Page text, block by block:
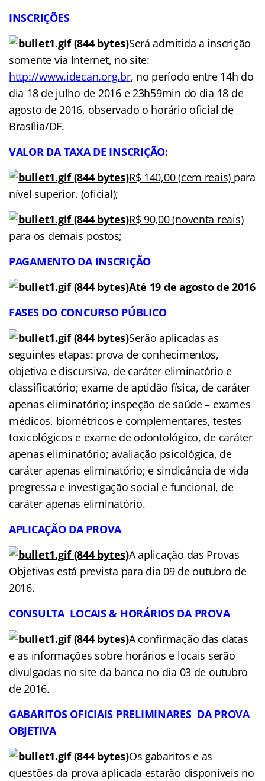
INSCRIÇÕES
Será admitida a inscrição
somente via Internet, no site:
http://www.idecan.org.br, no período entre 14h do
dia 18 de julho de 2016 e 23h59min do dia 18 de
agosto de 2016, observado o horário oficial de
Brasília/DF.
VALOR DA TAXA DE INSCRIÇÃO:
R$ 140,00 (cem reais) para
nível superior. (oficial);
R$ 90,00 (noventa reais)
para os demais postos;
PAGAMENTO DA INSCRIÇÃO
Até 19 deagosto de 2016
FASES DO CONCURSO PÚBLICO
Serão aplicadas as
seguintes etapas: prova de conhecimentos,
objetiva e discursiva, de caráter eliminatório e
classificatório; exame de aptidão física, de caráter
apenas eliminatório; inspeção de saúde – exames
médicos, biométricos e complementares, testes
toxicológicos e exame de odontológico, de caráter
apenas eliminatório; avaliação psicológica, de
caráter apenas eliminatório; e sindicância de vida
pregressa e investigação social e funcional, de
caráter apenas eliminatório.
APLICAÇÃO DA PROVA
A aplicação das Provas
Objetivas está prevista para dia 09 de outubro de
2016.
CONSULTA LOCAIS & HORÁRIOS DA PROVA
A confirmação das datas
e as informações sobre horários e locais serão
divulgadas no site da banca no dia 03 de outubro
de 2016.
GABARITOS OFICIAIS PRELIMINARES DA PROVA
OBJETIVA
Os gabaritos e as
questões da prova aplicada estarão disponíveis no